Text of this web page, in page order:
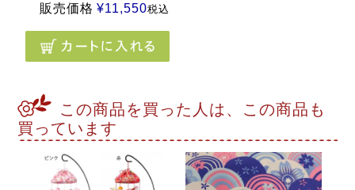
販売価格 ¥11,550税込
この商品を買った人は、この商品も
買っています